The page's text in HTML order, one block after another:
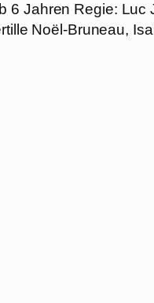
6 Jahren Regie: Luc
Noël-Bruneau,